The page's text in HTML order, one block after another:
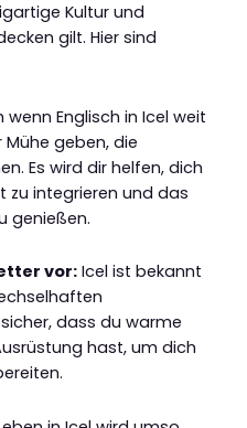
Kultur und
gilt. Hier sind
wenn Englisch in Icel weit
geben, die
Es wird dir helfen, dich
zu integrieren und das
genießen.
vor: Icel ist bekannt
dass du warme
hast, um dich